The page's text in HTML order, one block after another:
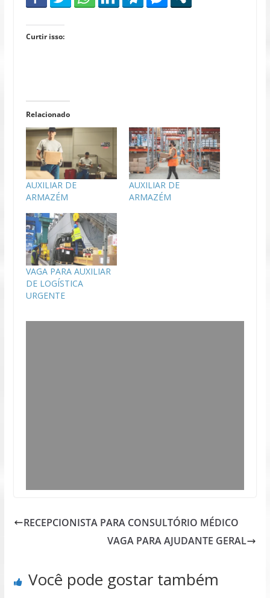
Curtir isso:
Relacionado
AUXILIAR DE
ARMAZÉM
AUXILIAR DE
ARMAZÉM
VAGA PARA AUXILIAR
DE LOGÍSTICA
URGENTE
RECEPCIONISTA PARA CONSULTÓRIO MÉDICO
VAGA PARA AJUDANTE GERAL
Você pode gostar também